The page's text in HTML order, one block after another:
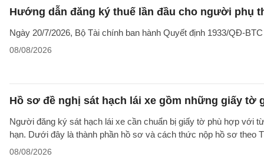
Hướng dẫn đăng ký thuế lần đầu cho người phụ
Ngày 20/7/2026, Bộ Tài chính ban hành Quyết định 1933/QĐ-
08/08/2026
Hồ sơ đề nghị sát hạch lái xe gồm những giấy tờ
Người đăng ký sát hạch lái xe cần chuẩn bị giấy tờ phù hợp với
hạn. Dưới đây là thành phần hồ sơ và cách thức nộp hồ sơ theo
08/08/2026